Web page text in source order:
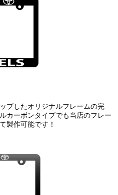
プしたオリジナルフレームの完
カーボンタイプでも当店のフレー
製作可能です！